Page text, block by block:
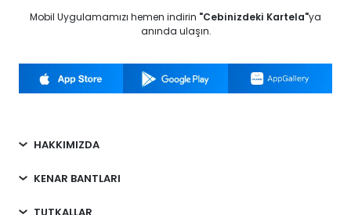
Mobil Uygulamamızı hemen indirin "Cebinizdeki Kartela"ya
anında ulaşın.
HAKKIMIZDA
KENAR BANTLARI